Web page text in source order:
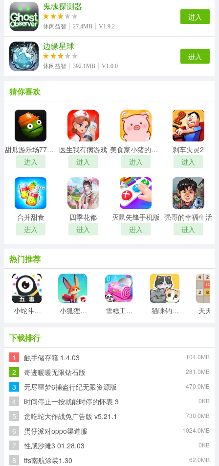
鬼魂探测器
休闲益智 27.4MB V1.9.2
进入
边缘星球
休闲益智 392.1MB V1.0.0
进入
猜你喜欢
甜瓜游乐场7723自带模组汉化版
进入
医生我有病游戏
进入
美食家小猪的大冒险安卓版
进入
刹车失灵2
进入
合并甜食
进入
四季花都
进入
灭鼠先锋手机版
进入
强哥的幸福生活
进入
热门推荐
小蛇斗蜈蚣 小狐狸游戏 雪糕工厂游戏 猫咪钓鱼物语游戏 天天
下载排行
1 触手储存箱 1.4.03 104.0MB
2 奇迹暖暖无限钻石版 281.0MB
3 无尽噩梦6捕盗行纪无限资源版 470.0MB
4 时间停止一按就能时停的怀表 3 0KB
5 贪吃蛇大作战免广告版 v5.21.1 730.0MB
6 蛋仔派对oppo渠道服 1024.0MB
7 性感沙滩3 01.28.03 0KB
8 tfs南航涂装1.30 62.0MB